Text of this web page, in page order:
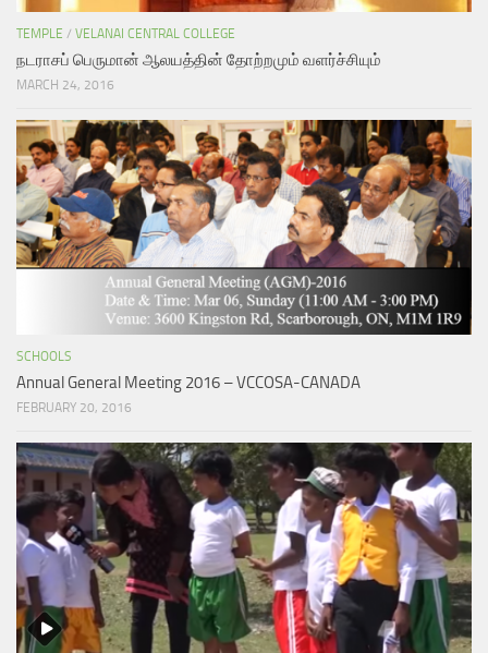
TEMPLE / VELANAI CENTRAL COLLEGE
நடராசப் பெருமான் ஆலயத்தின் தோற்றமும் வளர்ச்சியும்
MARCH 24, 2016
SCHOOLS
Annual General Meeting 2016 – VCCOSA-CANADA
FEBRUARY 20, 2016